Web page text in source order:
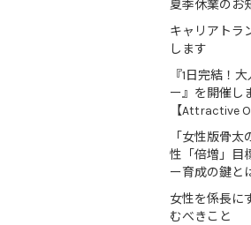
夏季休業のお
キャリアトラ
します
『1日完結！
ー』を開催し
【Attractive
「女性版骨
性「倍増」目
ー育成の鍵と
女性を係長に
むべきこと